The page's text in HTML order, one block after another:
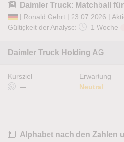
Daimler Truck: Matchball
| Ronald Gehrt | 23.07.2026 |
Gültigkeit der Analyse:
1 Woche
Daimler Truck Holding AG
Kursziel
—
Erwartung
Neutral
Alphabet nach den Zahlen